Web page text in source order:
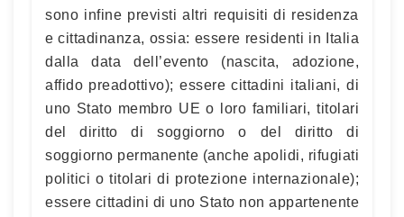
sono infine previsti altri requisiti di residenza
e cittadinanza, ossia: essere residenti in Italia
dalla data dell’evento (nascita, adozione,
affido preadottivo); essere cittadini italiani, di
uno Stato membro UE o loro familiari, titolari
del diritto di soggiorno o del diritto di
soggiorno permanente (anche apolidi, rifugiati
politici o titolari di protezione internazionale);
essere cittadini di uno Stato non appartenente